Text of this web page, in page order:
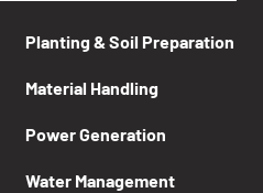
Planting & Soil Preparation
Material Handling
Power Generation
Water Management